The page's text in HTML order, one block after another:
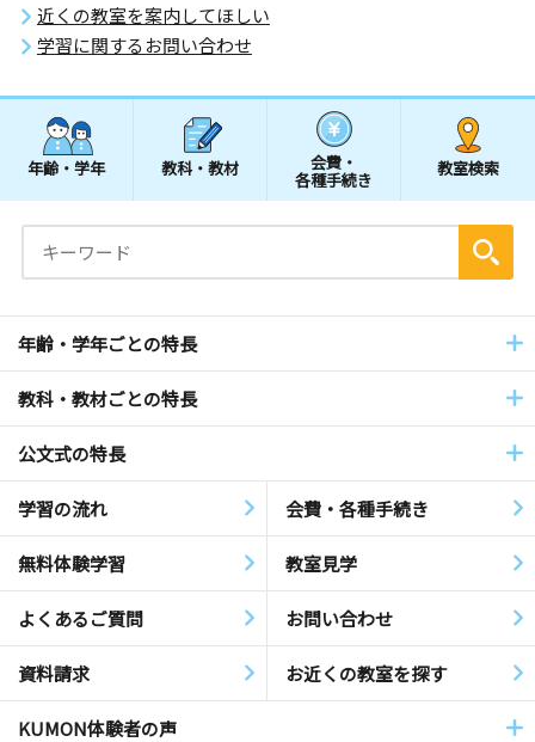
近くの教室を案内してほしい
学習に関するお問い合わせ
年齢・学年 教科・教材 会費・
各種手続き
教室検索
年齢・学年ごとの特長
教科・教材ごとの特長
公文式の特長
学習の流れ 会費・各種手続き
無料体験学習 教室見学
よくあるご質問 お問い合わせ
資料請求 お近くの教室を探す
KUMON体験者の声